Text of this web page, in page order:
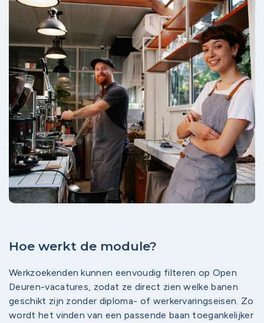
Hoe werkt de module?
Werkzoekenden kunnen eenvoudig filteren op Open
Deuren-vacatures, zodat ze direct zien welke banen
geschikt zijn zonder diploma- of werkervaringseisen. Zo
wordt het vinden van een passende baan toegankelijker